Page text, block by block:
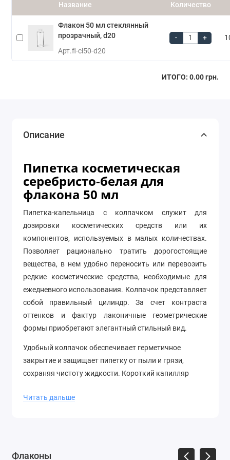
Название Количество
Флакон 50 мл стеклянный
прозрачный, d20
Арт.fl-cl50-d20
- +
ИТОГО: 0.00 грн.
Описание
Пипетка косметическая
серебристо-белая для
флакона 50 мл
Пипетка-капельница с колпачком служит для
дозировки косметических средств или их
компонентов, используемых в малых количествах.
Позволяет рационально тратить дорогостоящие
вещества, в нем удобно переносить или перевозить
редкие косметические средства, необходимые для
ежедневного использования. Колпачок представляет
собой правильный цилиндр. За счет контраста
оттенков и фактур лаконичные геометрические
формы приобретают элегантный стильный вид.
Удобный колпачок обеспечивает герметичное
закрытие и защищает пипетку от пыли и грязи,
сохраняя чистоту жидкости. Короткий капилляр
объемом 50 мл и с диаметром горлышка 20 мм.
Читать дальше
Флаконы